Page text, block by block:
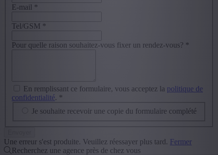
E-mail *
Tel/GSM *
Pour quelle raison souhaitez-vous fixer un rendez-vous? *
En remplissant ce formulaire, vous acceptez la politique de
confidentialité. *
Je souhaite recevoir une copie du formulaire complété
Une erreur s'est produite. Veuillez réessayer plus tard. Fermer
Recherchez une agence près de chez vous